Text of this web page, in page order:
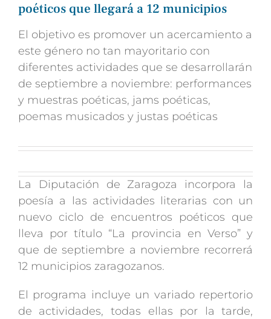
poéticos que llegará a 12 municipios
El objetivo es promover un acercamiento a
este género no tan mayoritario con
diferentes actividades que se desarrollarán
de septiembre a noviembre: performances
y muestras poéticas, jams poéticas,
poemas musicados y justas poéticas
La Diputación de Zaragoza incorpora la
poesía a las actividades literarias con un
nuevo ciclo de encuentros poéticos que
lleva por título “La provincia en Verso” y
que de septiembre a noviembre recorrerá
12 municipios zaragozanos.
El programa incluye un variado repertorio
de actividades, todas ellas por la tarde,